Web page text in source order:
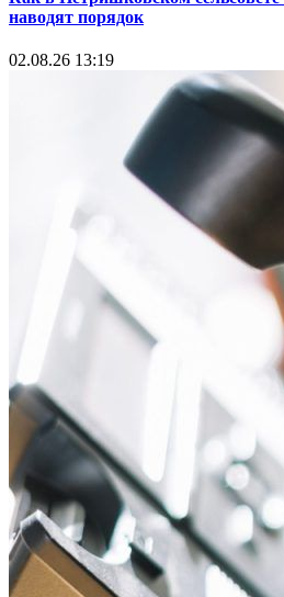
наводят порядок
02.08.26 13:19